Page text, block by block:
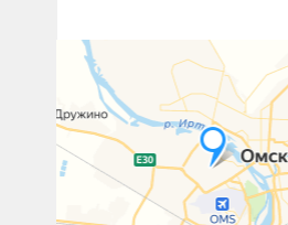
Отправить
Даю согласие
обработку
персональных